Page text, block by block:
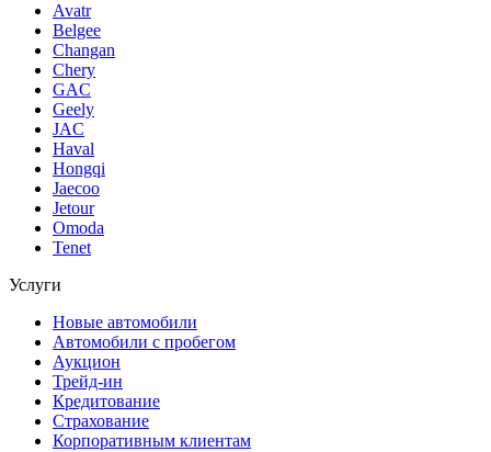
Avatr
Belgee
Changan
Chery
GAC
Geely
JAC
Haval
Hongqi
Jaecoo
Jetour
Omoda
Tenet
Услуги
Новые автомобили
Автомобили с пробегом
Аукцион
Трейд-ин
Кредитование
Страхование
Корпоративным клиентам